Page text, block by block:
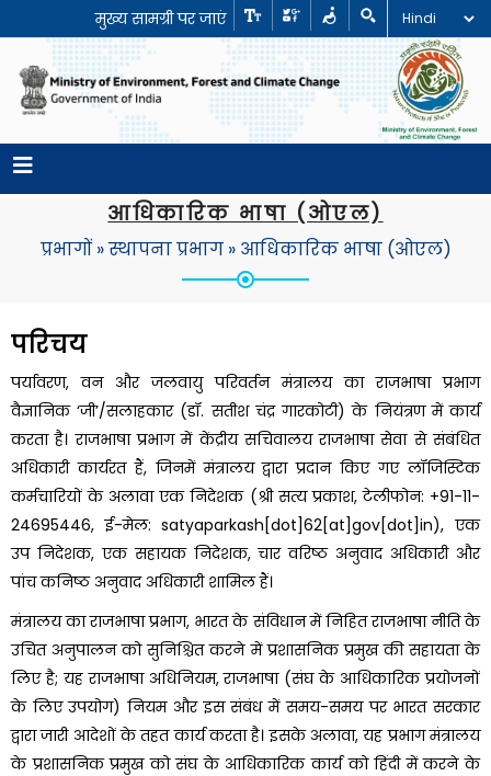
मुख्य सामग्री पर जाएं
आधिकारिक भाषा (ओएल)
प्रभागों»स्थापना प्रभाग» आधिकारिक भाषा (ओएल)
परिचय
पर्यावरण, वन और जलवायु परिवर्तन मंत्रालय का राजभाषा प्रभाग
वैज्ञानिक ‘जी’/सलाहकार (डॉ. सतीश चंद्र गारकोटी) के नियंत्रण में कार्य
करता है। राजभाषा प्रभाग में केंद्रीय सचिवालय राजभाषा सेवा से संबंधित
अधिकारी कार्यरत हैं, जिनमें मंत्रालय द्वारा प्रदान किए गए लॉजिस्टिक
कर्मचारियों के अलावा एक निदेशक (श्री सत्य प्रकाश, टेलीफोन: +91-11-
24695446, ई-मेल: satyaparkash[dot]62[at]gov[dot]in), एक
उप निदेशक, एक सहायक निदेशक, चार वरिष्ठ अनुवाद अधिकारी और
पांच कनिष्ठ अनुवाद अधिकारी शामिल हैं।
मंत्रालय का राजभाषा प्रभाग, भारत के संविधान में निहित राजभाषा नीति के
उचित अनुपालन को सुनिश्चित करने में प्रशासनिक प्रमुख की सहायता के
लिए है; यह राजभाषा अधिनियम, राजभाषा (संघ के आधिकारिक प्रयोजनों
के लिए उपयोग) नियम और इस संबंध में समय-समय पर भारत सरकार
द्वारा जारी आदेशों के तहत कार्य करता है। इसके अलावा, यह प्रभाग मंत्रालय
के प्रशासनिक प्रमुख को संघ के आधिकारिक कार्य को हिंदी में करने के